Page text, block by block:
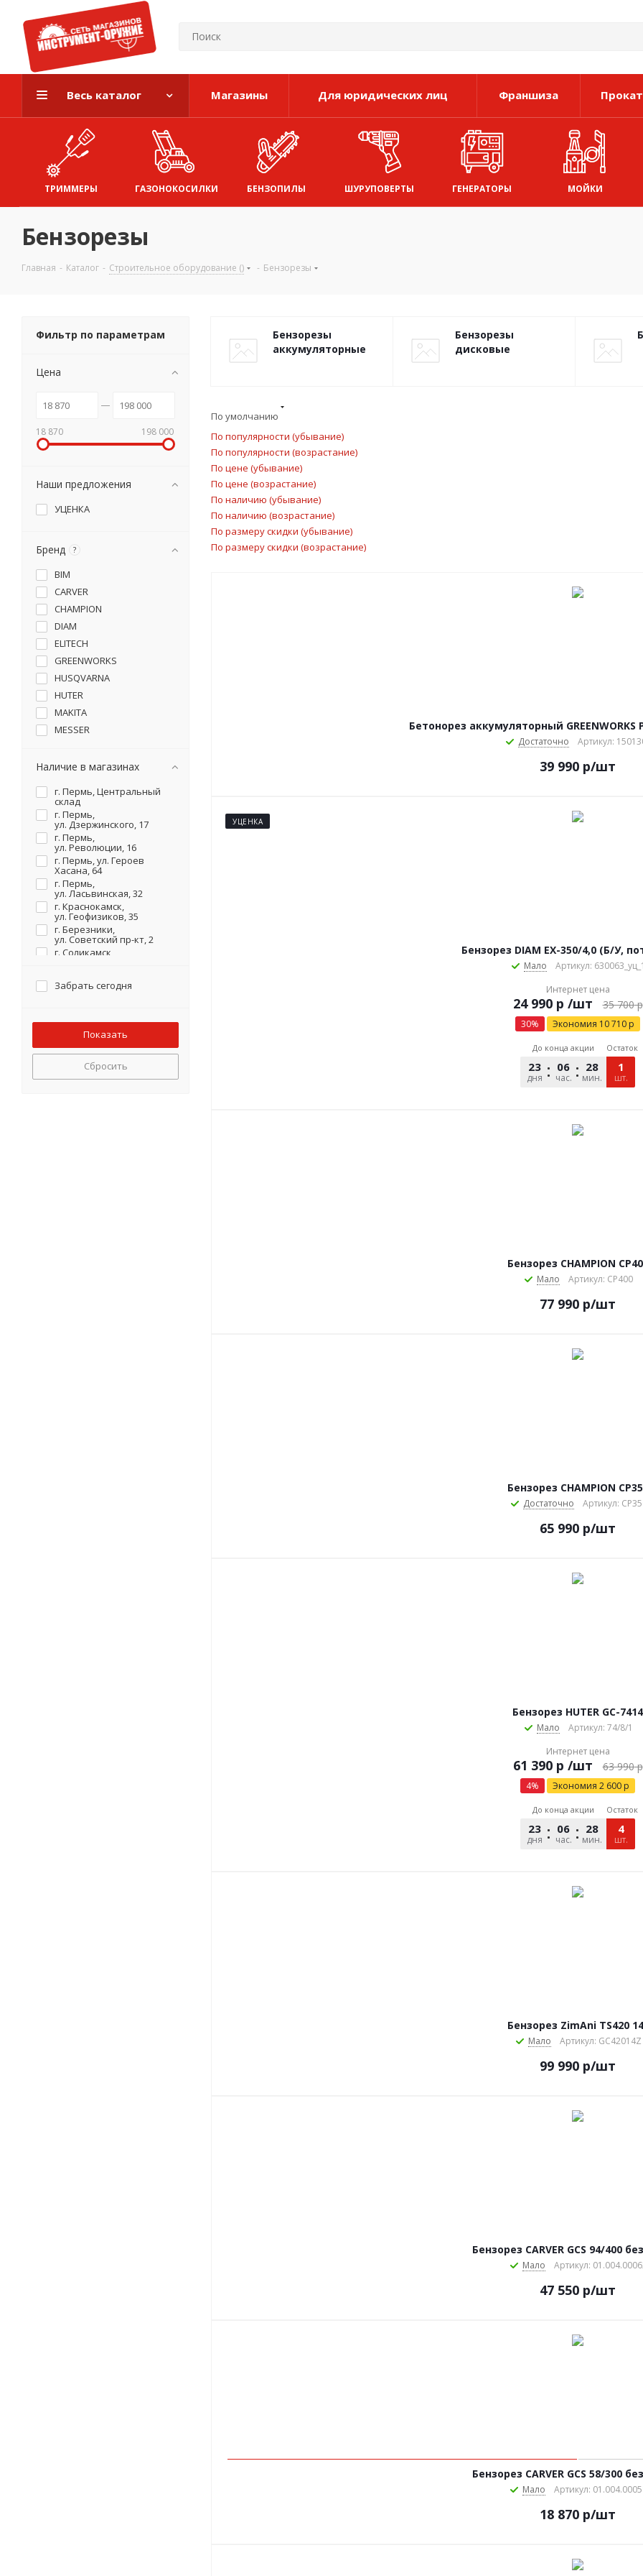
Весь каталог Магазины Для юридических лиц Франшиза Прокат
ТРИММЕРЫ ГАЗОНОКОСИЛКИ БЕНЗОПИЛЫ ШУРУПОВЕРТЫ ГЕНЕРАТОРЫ МОЙКИ
Бензорезы
Главная - Каталог - Строительное оборудование () - Бензорезы
Бензорезы
аккумуляторные
Бензорезы
дисковые
По умолчанию
По популярности (убывание)
По популярности (возрастание)
По цене (убывание)
По цене (возрастание)
По наличию (убывание)
По наличию (возрастание)
По размеру скидки (убывание)
По размеру скидки (возрастание)
Бетонорез аккумуляторный GREENWORKS
Достаточно Артикул:
39 990 р/шт
УЦЕНКА
Бензорез DIAM EX-350/4,0 (Б/У,
Мало
Артикул:
Интернет цена
р /шт 35 700р
30% Экономия 10 710 р
До конца акции
23
дня
06
час.
28
мин.
19
сек.
Остаток
1
шт.
Бензорез CHAMPION
Мало Артикул: CP400
77 990 р/шт
Бензорез CHAMPION
Достаточно Артикул:
65 990 р/шт
Бензорез HUTER GC-7414
Мало
Артикул: 74/8/1
Интернет цена
р /шт 63 990р
4% Экономия 2 600 р
До конца акции
23
дня
06
час.
28
мин.
19
сек.
Остаток
4
шт.
Бензорез ZimAni TS420
Мало Артикул: GC42014Z
99 990 р/шт
Бензорез CARVER GCS 94/400
Мало Артикул:
47 550 р/шт
Бензорез CARVER GCS 58/300
Мало Артикул:
18 870 р/шт
Фильтр по параметрам
Цена
18 870 198 000
Наши предложения
УЦЕНКА
Бренд ?
BIM
CARVER
CHAMPION
DIAM
ELITECH
GREENWORKS
HUSQVARNA
HUTER
MAKITA
MESSER
STIHL
ZimAni
Наличие в магазинах
г. Пермь, Центральный
склад
г. Пермь,
ул. Дзержинского, 17
г. Пермь,
ул. Революции, 16
г. Пермь, ул. Героев
Хасана, 64
г. Пермь,
ул. Ласьвинская, 32
г. Краснокамск,
ул. Геофизиков, 35
г. Березники,
ул. Советский пр-кт, 2
г. Соликамск,
Забрать сегодня
Сбросить